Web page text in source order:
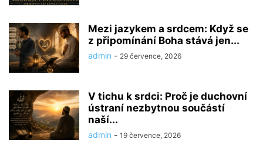
Mezi jazykem a srdcem: Když se
z připomínání Boha stává jen...
admin - 29 července, 2026
V tichu k srdci: Proč je duchovní
ústraní nezbytnou součástí
naší...
admin - 19 července, 2026